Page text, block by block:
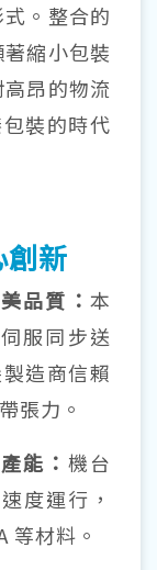
。整合的
縮小包裝
昂的物流
裝的時代
新
品質： 本
服同步送
造商信賴
張力。
能： 機台
度運行，
等材料。